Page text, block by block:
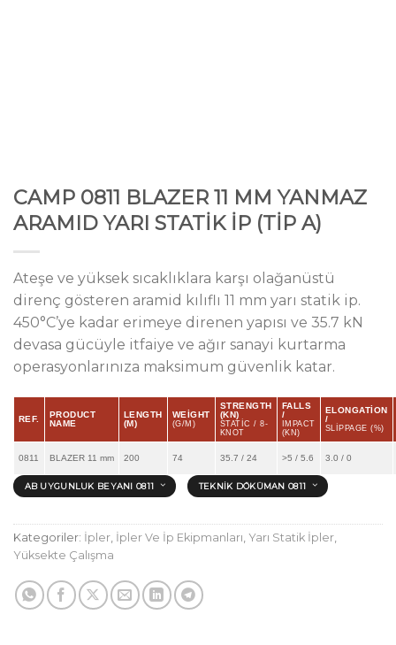
CAMP 0811 BLAZER 11 MM YANMAZ
ARAMID YARI STATİK İP (TİP A)
Ateşe ve yüksek sıcaklıklara karşı olağanüstü
direnç gösteren aramid kılıflı 11 mm yarı statik ip.
450°C’ye kadar erimeye direnen yapısı ve 35.7 kN
devasa gücüyle itfaiye ve ağır sanayi kurtarma
operasyonlarınıza maksimum güvenlik katar.
REF.
PRODUCT
NAME
LENGTH
(M)
WEIGHT
(G/M)
STRENGTH
(KN)
STATIC / 8-
KNOT
FALLS
/
IMPACT
(KN)
ELONGATION
/
SLIPPAGE (%)
0811 BLAZER 11 mm 200 74 35.7 / 24 >5 / 5.6 3.0 / 0
AB UYGUNLUK BEYANI 0811 TEKNIK DÖKÜMAN 0811
Kategoriler: İpler, İpler Ve İp Ekipmanları, Yarı Statik İpler,
Yüksekte Çalışma